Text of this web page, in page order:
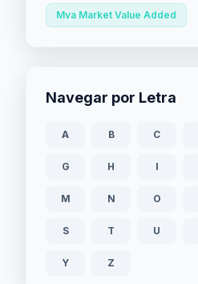
Mva Market Value Added
Navegar por Letra
A B C
G H I
M N O
S T U
Y Z